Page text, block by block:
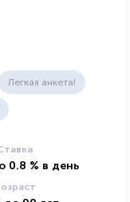
Легкая анкета!
0.8 % в день